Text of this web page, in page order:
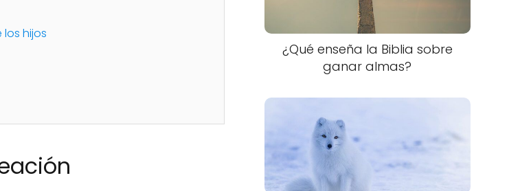
hijos
¿Qué enseña la Biblia sobre
ganar almas?